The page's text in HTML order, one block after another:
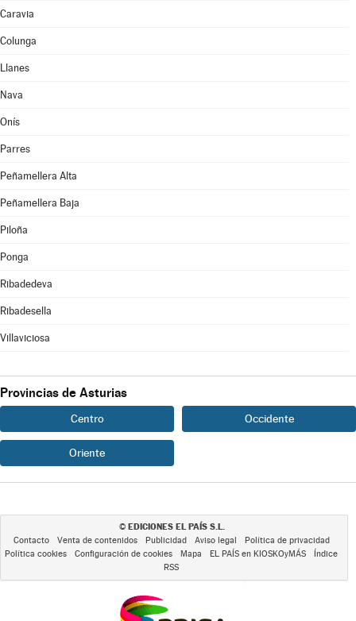
Caravia
Colunga
Llanes
Nava
Onís
Parres
Peñamellera Alta
Peñamellera Baja
Piloña
Ponga
Ribadedeva
Ribadesella
Villaviciosa
Provincias de Asturias
Centro Occidente
Oriente
© EDICIONES EL PAÍS S.L.
Contacto Venta de contenidos Publicidad Aviso legal
Política de privacidad
Política cookies
Configuración de cookies Mapa EL PAÍS en KIOSKOyMÁS
Índice
RSS